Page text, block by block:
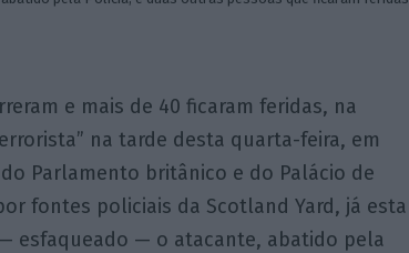
e mais de 40 ficaram feridas, na
na tarde desta quarta-feira, em
Parlamento britânico e do Palácio de
fontes policiais da Scotland Yard, já esta
esfaqueado — o atacante, abatido pela